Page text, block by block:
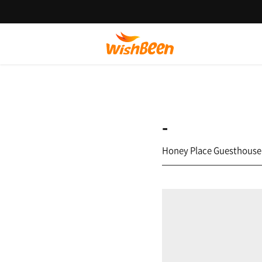
-
Honey Place Guesthouse